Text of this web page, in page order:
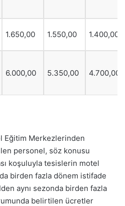
1.650,00 1.550,00 1.400,00
6.000,00 5.350,00 4.700,00
Eğitim Merkezlerinden
personel, söz konusu
koşuluyla tesislerin motel
birden fazla dönem istifade
aynı sezonda birden fazla
belirtilen ücretler